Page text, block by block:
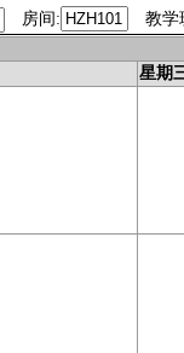
房间: 教学
星期